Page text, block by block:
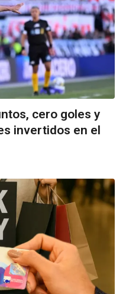
cero goles y
invertidos en el